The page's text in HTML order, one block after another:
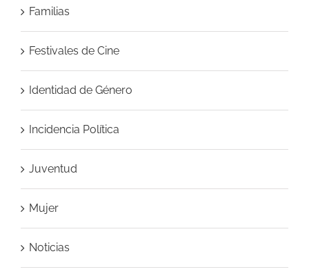
Familias
Festivales de Cine
Identidad de Género
Incidencia Política
Juventud
Mujer
Noticias